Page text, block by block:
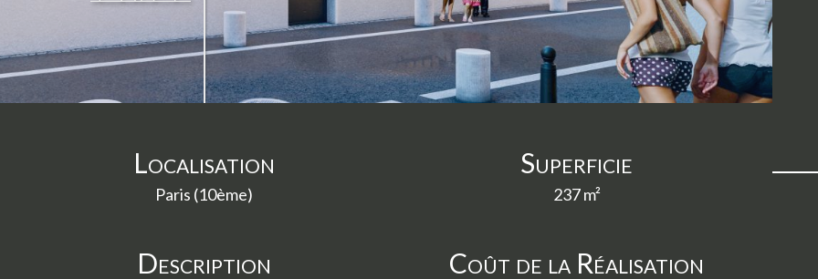
Localisation
Paris (10ème)
Superficie
237 m²
Description Coût de la Réalisation